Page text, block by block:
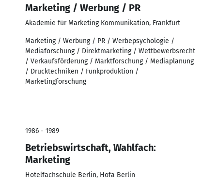
Marketing / Werbung / PR
Akademie für Marketing Kommunikation, Frankfurt
Marketing / Werbung / PR / Werbepsychologie /
Mediaforschung / Direktmarketing / Wettbewerbsrecht
/ Verkaufsförderung / Marktforschung / Mediaplanung
/ Drucktechniken / Funkproduktion /
Marketingforschung
1986 - 1989
Betriebswirtschaft, Wahlfach:
Marketing
Hotelfachschule Berlin, Hofa Berlin